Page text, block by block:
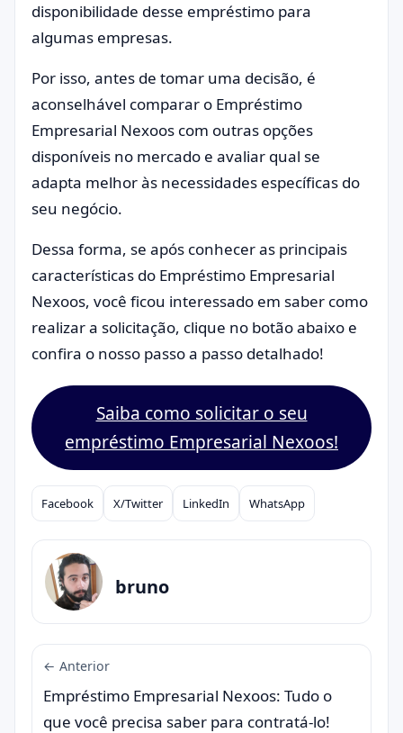
disponibilidade desse empréstimo para
algumas empresas.
Por isso, antes de tomar uma decisão, é
aconselhável comparar o Empréstimo
Empresarial Nexoos com outras opções
disponíveis no mercado e avaliar qual se
adapta melhor às necessidades específicas do
seu negócio.
Dessa forma, se após conhecer as principais
características do Empréstimo Empresarial
Nexoos, você ficou interessado em saber como
realizar a solicitação, clique no botão abaixo e
confira o nosso passo a passo detalhado!
Saiba como solicitar o seu
empréstimo Empresarial Nexoos!
Compartilhar
Facebook X/Twitter LinkedIn WhatsApp
bruno
← Anterior
Empréstimo Empresarial Nexoos: Tudo o
que você precisa saber para contratá-lo!